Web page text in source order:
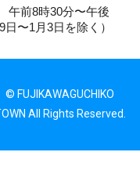
前8時30分〜午後
〜1月3日を除く）
© FUJIKAWAGUCHIKO
All Rights Reserved.